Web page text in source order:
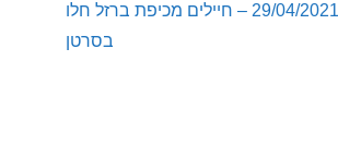
אמנון לוי 29/04/2021 – חיילים מכיפת ברזל חלו
בסרטן